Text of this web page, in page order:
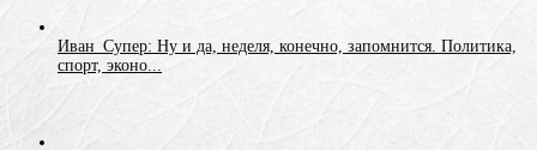
Иван_Супер: Ну и да, неделя, конечно, запомнится. Политика,
спорт, эконо...